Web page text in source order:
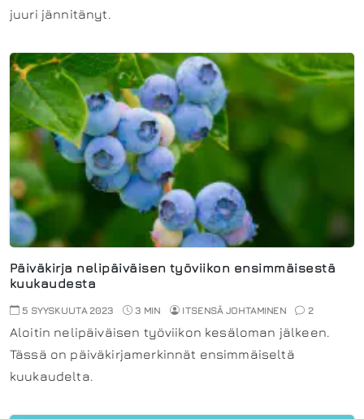
juuri jännitänyt.
Päiväkirja nelipäiväisen työviikon ensimmäisestä
kuukaudesta
5 SYYSKUUTA 2023 3 MIN ITSENSÄ JOHTAMINEN 2
Aloitin nelipäiväisen työviikon kesäloman jälkeen.
Tässä on päiväkirjamerkinnät ensimmäiseltä
kuukaudelta.